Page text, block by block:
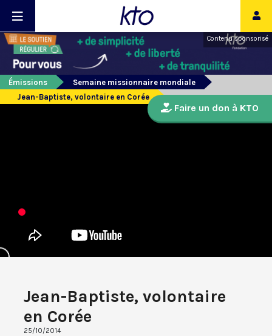
Contenu sponsorisé
Émissions
Semaine missionnaire mondiale
Jean-Baptiste, volontaire en Corée
Jean-Baptiste, volontaire
en Corée
25/10/2014
Faire un don à KTO